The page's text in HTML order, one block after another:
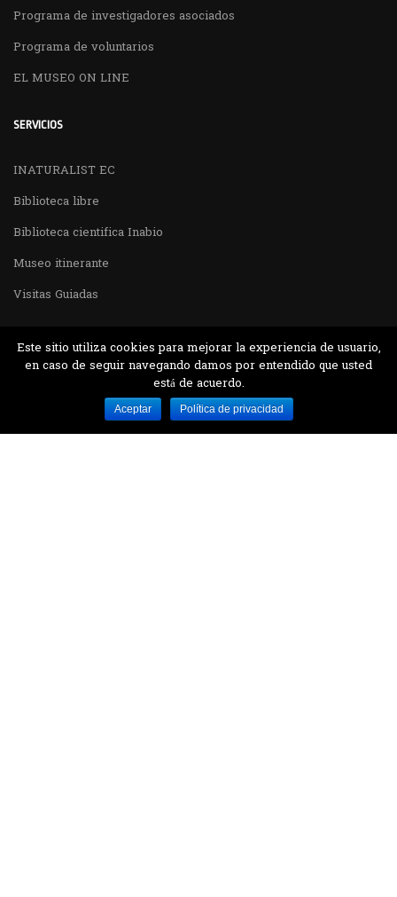
Programa de investigadores asociados
Programa de voluntarios
EL MUSEO ON LINE
SERVICIOS
INATURALIST EC
Biblioteca libre
Biblioteca cientifica Inabio
Museo itinerante
Visitas Guiadas
Desarrollado por MJTEC.
Este sitio utiliza cookies para mejorar la experiencia de usuario,
en caso de seguir navegando damos por entendido que usted
está de acuerdo.
Aceptar Política de privacidad